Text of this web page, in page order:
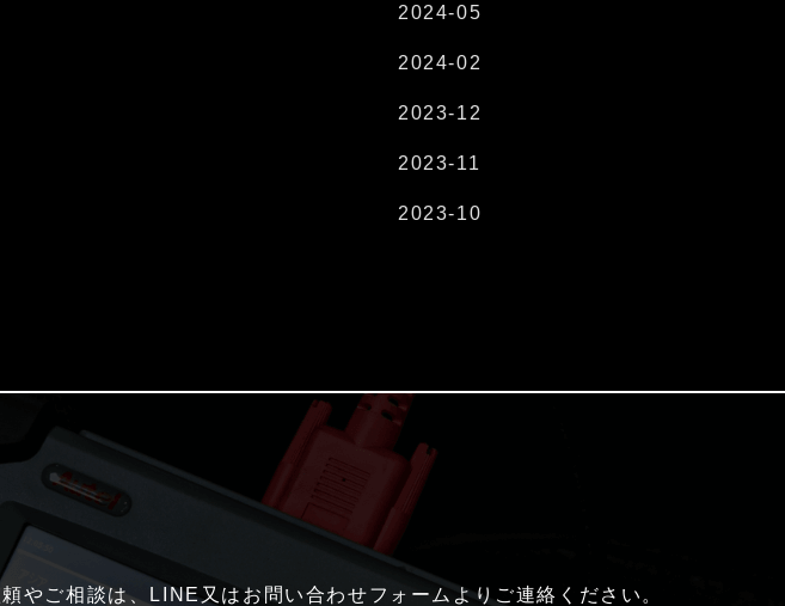
2024-05
2024-02
2023-12
2023-11
2023-10
頼やご相談は、LINE又はお問い合わせフォームよりご連絡ください。